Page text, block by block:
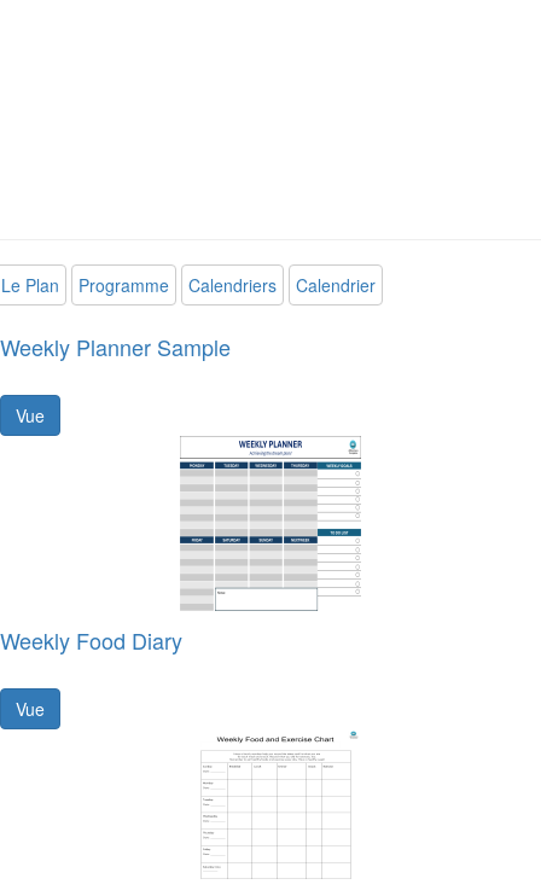
Le Plan Programme Calendriers Calendrier
Weekly Planner Sample
Vue
Weekly Food Diary
Vue